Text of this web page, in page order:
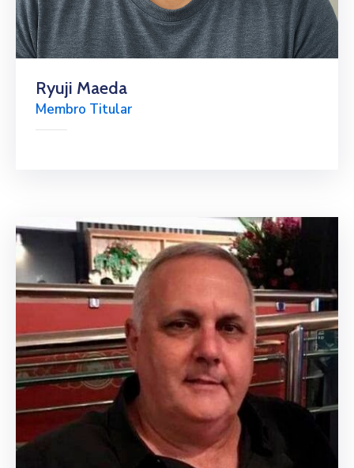
Ryuji Maeda
Membro Titular